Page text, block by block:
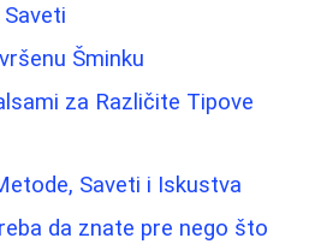
Šminku
za Različite Tipove
Saveti i Iskustva
da znate pre nego što